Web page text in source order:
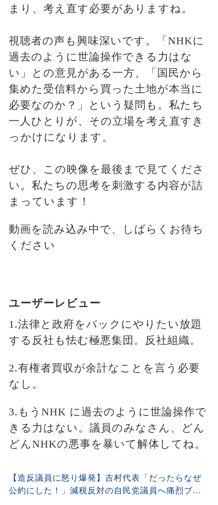
まり、考え直す必要がありますね。
視聴者の声も興味深いです。「NHKに
過去のように世論操作できる力はな
い」との意見がある一方、「国民から
集めた受信料から買った土地が本当に
必要なのか？」という疑問も。私たち
一人ひとりが、その立場を考え直すき
っかけになります。
ぜひ、この映像を最後まで見てくださ
い。私たちの思考を刺激する内容が詰
まっています！
動画を読み込み中で、しばらくお待ち
ください
ユーザーレビュー
1.法律と政府をバックにやりたい放題
する反社も怯む極悪集団。反社組織。
2.有権者買収が余計なことを言う必要
なし。
3.もうNHK に過去のように世論操作で
きる力はない。議員のみなさん、どん
どんNHKの悪事を暴いて解体してね。
【造反議員に怒り爆発】吉村代表「だったらなぜ
公約にした！」減税反対の自民党議員へ痛烈ブチ